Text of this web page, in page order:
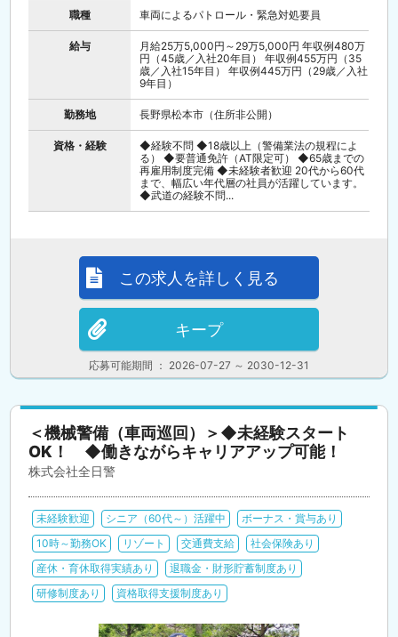
職種 車両によるパトロール・緊急対処要員
給与
月給25万5,000円～29万5,000円 年収例480万
円（45歳／入社20年目） 年収例455万円（35
歳／入社15年目） 年収例445万円（29歳／入社
9年目）
勤務地 長野県松本市（住所非公開）
資格・経験
◆経験不問 ◆18歳以上（警備業法の規程によ
る） ◆要普通免許（AT限定可） ◆65歳までの
再雇用制度完備 ◆未経験者歓迎 20代から60代
まで、幅広い年代層の社員が活躍しています。
◆武道の経験不問...
応募可能期間 ： 2026-07-27 ～ 2030-12-31
この求人を詳しく見る
キープ
＜機械警備（車両巡回）＞◆未経験スタート
OK！ ◆働きながらキャリアアップ可能！
株式会社全日警
未経験歓迎 シニア（60代～）活躍中
ボーナス・賞与あり
10時～勤務OK
リゾート 交通費支給
社会保険あり
産休・育休取得実績あり
退職金・財形貯蓄制度あり
研修制度あり
資格取得支援制度あり